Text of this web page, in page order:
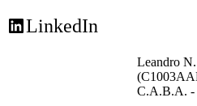
LinkedIn
Leandro
C.A.B.A. -